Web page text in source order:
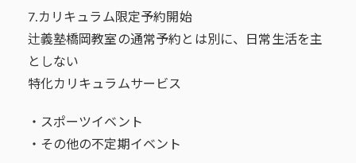
7.カリキュラム限定予約開始
辻義塾橋岡教室の通常予約とは別に、日常生活を主
としない
特化カリキュラムサービス
・スポーツイベント
・その他の不定期イベント